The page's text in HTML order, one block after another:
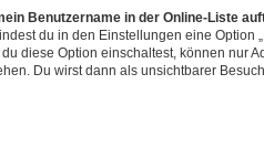
Benutzername in der Online-Liste
du in den Einstellungen eine Option
diese Option einschaltest, können nur
Du wirst dann als unsichtbarer